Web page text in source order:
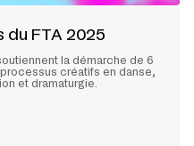
du FTA 2025
la démarche de 6
processus créatifs en danse,
et dramaturgie.